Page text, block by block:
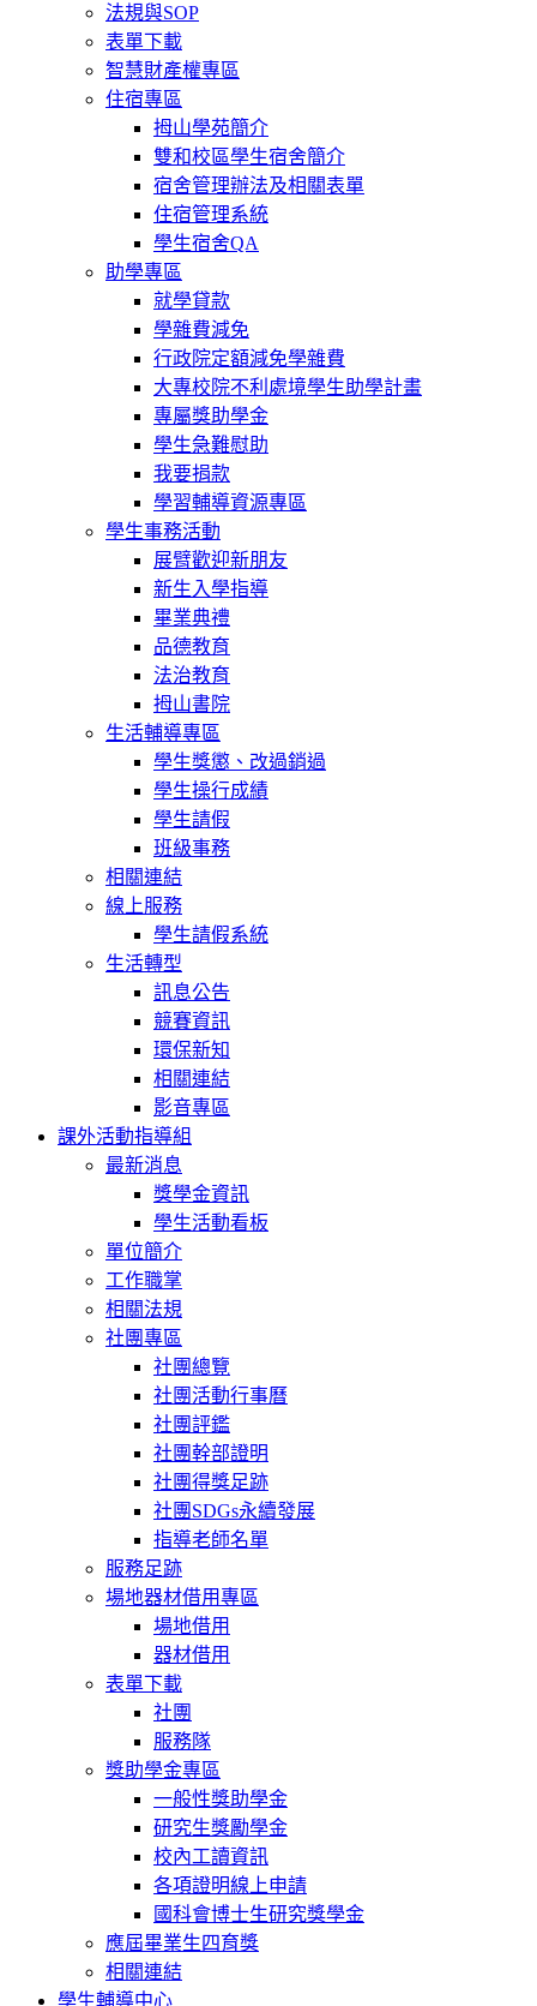
法規與SOP
表單下載
智慧財產權專區
住宿專區
拇山學苑簡介
雙和校區學生宿舍簡介
宿舍管理辦法及相關表單
住宿管理系統
學生宿舍QA
助學專區
就學貸款
學雜費減免
行政院定額減免學雜費
大專校院不利處境學生助學計畫
專屬獎助學金
學生急難慰助
我要捐款
學習輔導資源專區
學生事務活動
展臂歡迎新朋友
新生入學指導
畢業典禮
品德教育
法治教育
拇山書院
生活輔導專區
學生獎懲、改過銷過
學生操行成績
學生請假
班級事務
相關連結
線上服務
學生請假系統
生活轉型
訊息公告
競賽資訊
環保新知
相關連結
影音專區
課外活動指導組
最新消息
獎學金資訊
學生活動看板
單位簡介
工作職掌
相關法規
社團專區
社團總覽
社團活動行事曆
社團評鑑
社團幹部證明
社團得獎足跡
社團SDGs永續發展
指導老師名單
服務足跡
場地器材借用專區
場地借用
器材借用
表單下載
社團
服務隊
獎助學金專區
一般性獎助學金
研究生獎勵學金
校內工讀資訊
各項證明線上申請
國科會博士生研究獎學金
應屆畢業生四育獎
相關連結
學生輔導中心